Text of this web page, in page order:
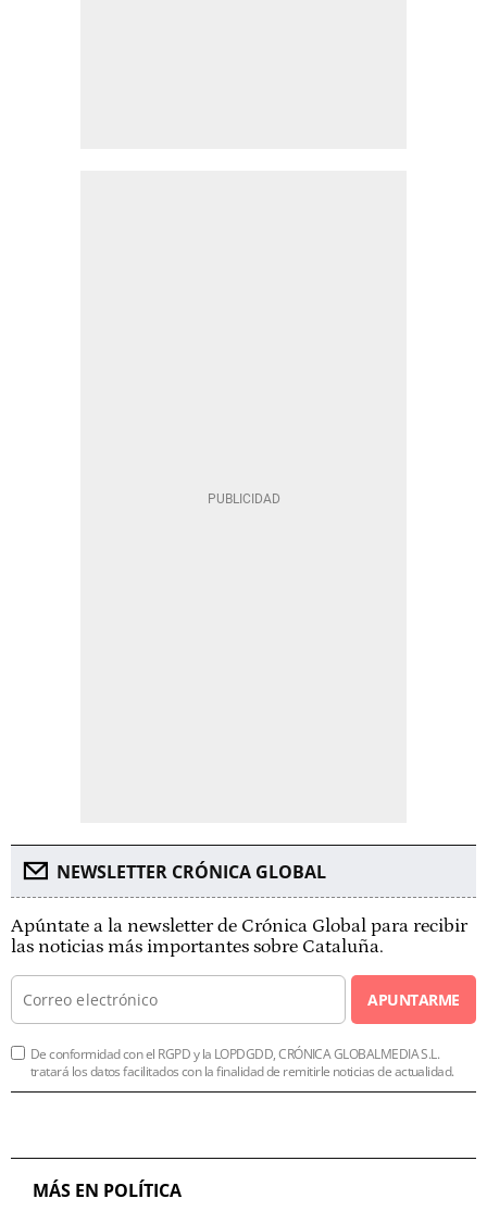
NEWSLETTER CRÓNICA GLOBAL
Apúntate a la newsletter de Crónica Global para recibir
las noticias más importantes sobre Cataluña.
APUNTARME
De conformidad con el RGPD y la LOPDGDD, CRÓNICA GLOBALMEDIA S.L.
tratará los datos facilitados con la finalidad de remitirle noticias de actualidad.
MÁS EN POLÍTICA